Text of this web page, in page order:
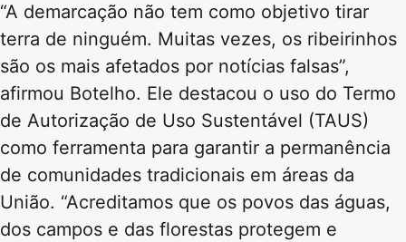
“A demarcação não tem como objetivo tirar
terra de ninguém. Muitas vezes, os ribeirinhos
são os mais afetados por notícias falsas”,
afirmou Botelho. Ele destacou o uso do Termo
de Autorização de Uso Sustentável (TAUS)
como ferramenta para garantir a permanência
de comunidades tradicionais em áreas da
União. “Acreditamos que os povos das águas,
dos campos e das florestas protegem e